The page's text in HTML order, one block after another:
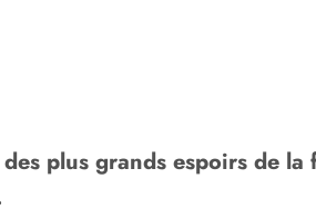
des plus grands espoirs de